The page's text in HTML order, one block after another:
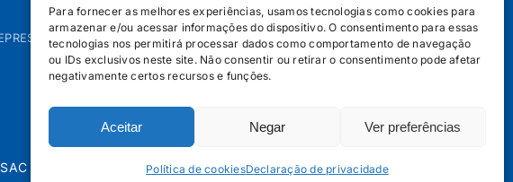
Para fornecer as melhores experiências, usamos tecnologias como cookies para
armazenar e/ou acessar informações do dispositivo. O consentimento para essas
tecnologias nos permitirá processar dados como comportamento de navegação
ou IDs exclusivos neste site. Não consentir ou retirar o consentimento pode afetar
negativamente certos recursos e funções.
Aceitar Negar Ver preferências
Política de cookiesDeclaração de privacidade
– B2B POLÍTICA DE COOKIES POLÍTICA DE PRIVACIDADE
0800 160 5656